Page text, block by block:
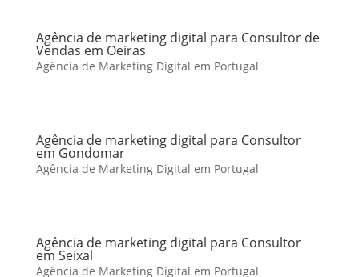
Agência de marketing digital para Consultor de
Vendas em Oeiras
Agência de Marketing Digital em Portugal
Agência de marketing digital para Consultor
em Gondomar
Agência de Marketing Digital em Portugal
Agência de marketing digital para Consultor
em Seixal
Agência de Marketing Digital em Portugal